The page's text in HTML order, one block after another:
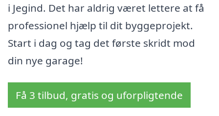
i Jegind. Det har aldrig været lettere at få
professionel hjælp til dit byggeprojekt.
Start i dag og tag det første skridt mod
din nye garage!
Få 3 tilbud, gratis og uforpligtende